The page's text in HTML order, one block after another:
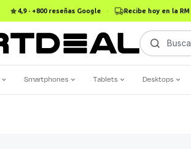
4,9 · +800 reseñas Google · Recibe hoy en la RM
Busca
Smartphones Tablets Desktops